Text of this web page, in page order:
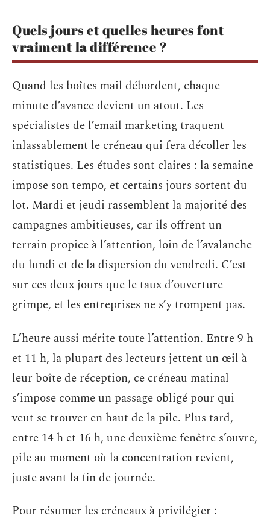
Quels jours et quelles heures font
vraiment la différence ?
Quand les boîtes mail débordent, chaque
minute d’avance devient un atout. Les
spécialistes de l’email marketing traquent
inlassablement le créneau qui fera décoller les
statistiques. Les études sont claires : la semaine
impose son tempo, et certains jours sortent du
lot. Mardi et jeudi rassemblent la majorité des
campagnes ambitieuses, car ils offrent un
terrain propice à l’attention, loin de l’avalanche
du lundi et de la dispersion du vendredi. C’est
sur ces deux jours que le taux d’ouverture
grimpe, et les entreprises ne s’y trompent pas.
L’heure aussi mérite toute l’attention. Entre 9 h
et 11 h, la plupart des lecteurs jettent un œil à
leur boîte de réception, ce créneau matinal
s’impose comme un passage obligé pour qui
veut se trouver en haut de la pile. Plus tard,
entre 14 h et 16 h, une deuxième fenêtre s’ouvre,
pile au moment où la concentration revient,
juste avant la fin de journée.
Pour résumer les créneaux à privilégier :